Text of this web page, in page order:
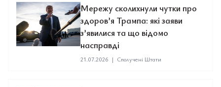
Мережу сколихнули чутки про
здоров’я Трампа: які заяви
з’явилися та що відомо
насправді
21.07.2026 | Сполучені Штати